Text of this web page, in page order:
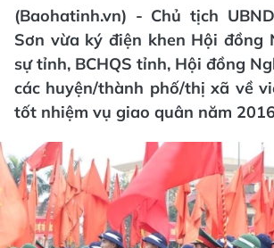
(Baohatinh.vn) - Chủ tịch
Sơn vừa ký điện khen Hội đồng
sự tỉnh, BCHQS tỉnh, Hội đồng
các huyện/thành phố/thị xã về
tốt nhiệm vụ giao quân năm